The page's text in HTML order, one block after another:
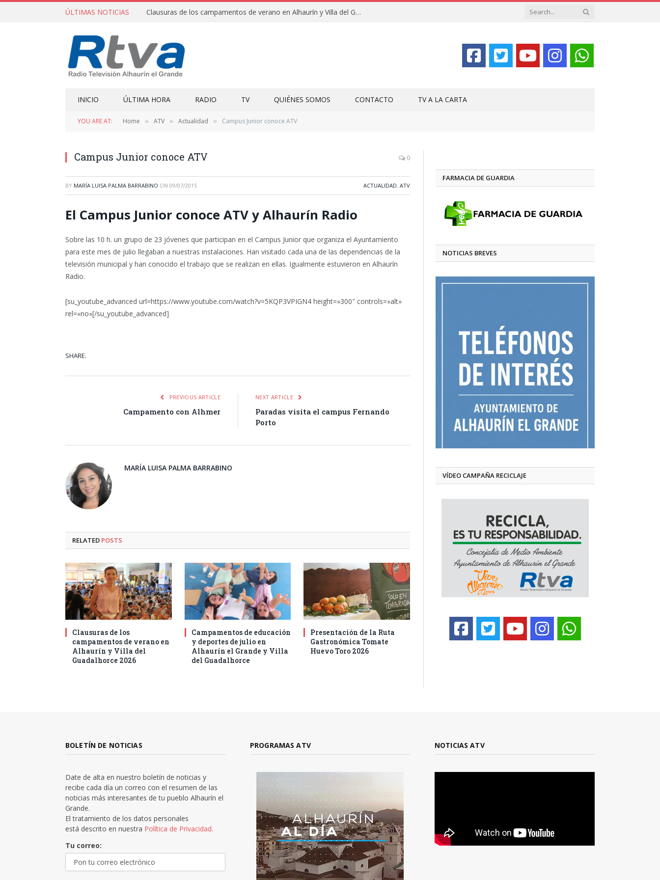
ÚLTIMAS NOTICIAS Clausuras de los campamentos de verano en Alhaurín y Villa del Guadalhorce 2026
INICIO ÚLTIMA HORA RADIO TV QUIÉNES SOMOS CONTACTO TV A LA CARTA
YOU ARE AT: Home » ATV » Actualidad » Campus Junior conoce ATV
Campus Junior conoce ATV 0
BY MARÍA LUISA PALMA BARRABINO ON 09/07/2015 ACTUALIDAD, ATV
El Campus Junior conoce ATV y Alhaurín Radio
Sobre las 10 h. un grupo de 23 jóvenes que participan en el Campus Junior que organiza el Ayuntamiento
para este mes de julio llegaban a nuestras instalaciones. Han visitado cada una de las dependencias de la
televisión municipal y han conocido el trabajo que se realizan en ellas. Igualmente estuvieron en Alhaurín
Radio.
[su_youtube_advanced url=https://www.youtube.com/watch?v=5KQP3VPIGN4 height=»300″ controls=»alt»
rel=»no»[/su_youtube_advanced]
SHARE.
PREVIOUS ARTICLE
Campamento con Alhmer
NEXT ARTICLE
Paradas visita el campus Fernando
Porto
MARÍA LUISA PALMA BARRABINO
RELATED POSTS
Clausuras de los
campamentos de verano en
Alhaurín y Villa del
Guadalhorce 2026
Campamentos de educación
y deportes de julio en
Alhaurín el Grande y Villa
del Guadalhorce
Presentación de la Ruta
Gastronómica Tomate
Huevo Toro 2026
FARMACIA DE GUARDIA
NOTICIAS BREVES
VÍDEO CAMPAÑA RECICLAJE
BOLETÍN DE NOTICIAS
Date de alta en nuestro boletín de noticias y
recibe cada día un correo con el resumen de las
noticias más interesantes de tu pueblo Alhaurín el
Grande.
El tratamiento de los datos personales
está descrito en nuestra Política de Privacidad.
Tu correo:
PROGRAMAS ATV NOTICIAS ATV